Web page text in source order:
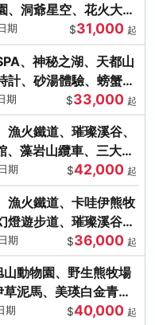
、洞爺星空、花火大
期 $31,000 起
、神秘之湖、天都山
計、砂湯體驗、螃蟹吃
期 $33,000 起
火鐵道、璀璨溪谷、
藻岩山纜車、三大螃
期 $42,000 起
漁火鐵道、卡哇伊熊牧
燈遊步道、璀璨溪谷、
期 $36,000 起
動物園、野生熊牧場
泥馬、美瑛白金青
期 $40,000 起